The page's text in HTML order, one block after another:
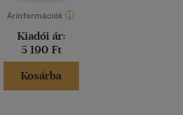
Árinformációk
Kiadói ár:
5 190 Ft
Kosárba